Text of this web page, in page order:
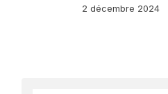
2 décembre 2024